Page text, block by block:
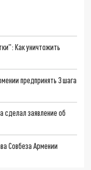
Как уничтожить
предпринять 3 шага
сделал заявление об
Совбеза Армении